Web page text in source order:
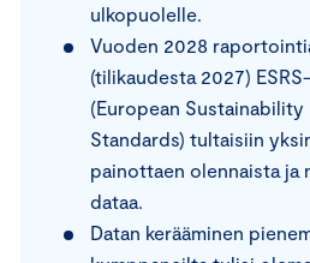
ulkopuolelle.
Vuoden 2028
(tilikaudesta 2027)
(European
Standards) tultaisiin
painottaen olennaista ja
dataa.
Datan kerääminen